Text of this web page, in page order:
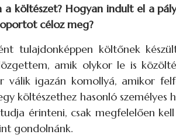
költészet? Hogyan indult el a
céloz meg?
tulajdonképpen költőnek
amik olykor le is
válik igazán komollyá, amikor
költészethez hasonló
érinteni, csak megfelelően
gondolnánk.